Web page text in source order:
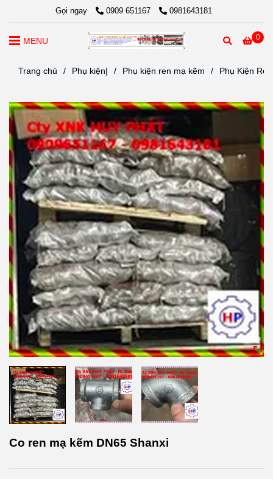
Gọi ngay 0909 651167 0981643181
0
MENU
Trang chủ / Phụ kiện| / Phụ kiện ren mạ kẽm / Phụ Kiện
Co ren mạ kẽm DN65 Shanxi